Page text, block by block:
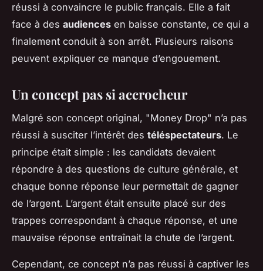
réussi à convaincre le public français. Elle a fait
face à des audiences en baisse constante, ce qui a
finalement conduit à son arrêt. Plusieurs raisons
peuvent expliquer ce manque d’engouement.
Un concept pas si accrocheur
Malgré son concept original, "Money Drop" n’a pas
réussi à susciter l’intérêt des téléspectateurs. Le
principe était simple : les candidats devaient
répondre à des questions de culture générale, et
chaque bonne réponse leur permettait de gagner
de l’argent. L’argent était ensuite placé sur des
trappes correspondant à chaque réponse, et une
mauvaise réponse entraînait la chute de l’argent.
Cependant, ce concept n’a pas réussi à captiver les